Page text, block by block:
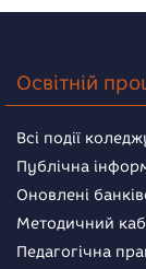
Освітній
Всі події
Публічна
Оновлені
Методичний
Педагогічна